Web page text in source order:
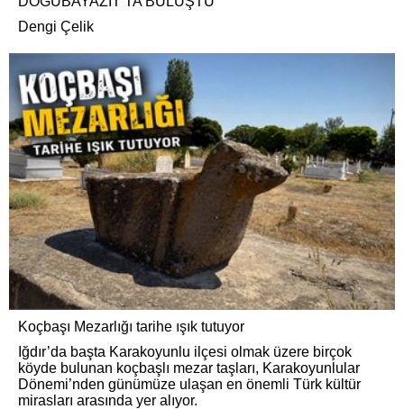
Dengi Çelik
Koçbaşı Mezarlığı tarihe ışık tutuyor
Iğdır’da başta Karakoyunlu ilçesi olmak üzere birçok
köyde bulunan koçbaşlı mezar taşları, Karakoyunlular
Dönemi’nden günümüze ulaşan en önemli Türk kültür
mirasları arasında yer alıyor.